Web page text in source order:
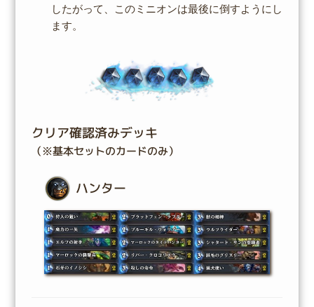
したがって、このミニオンは最後に倒すようにし
ます。
クリア確認済みデッキ
（※基本セットのカードのみ）
ハンター